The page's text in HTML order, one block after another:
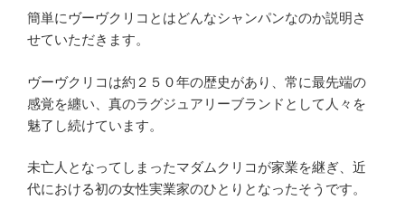
簡単にヴーヴクリコとはどんなシャンパンなのか説明さ
せていただきます。
ヴーヴクリコは約２５０年の歴史があり、常に最先端の
感覚を纏い、真のラグジュアリーブランドとして人々を
魅了し続けています。
未亡人となってしまったマダムクリコが家業を継ぎ、近
代における初の女性実業家のひとりとなったそうです。